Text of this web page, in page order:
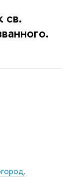
св.